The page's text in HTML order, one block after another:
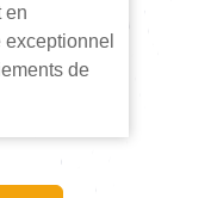
en
de